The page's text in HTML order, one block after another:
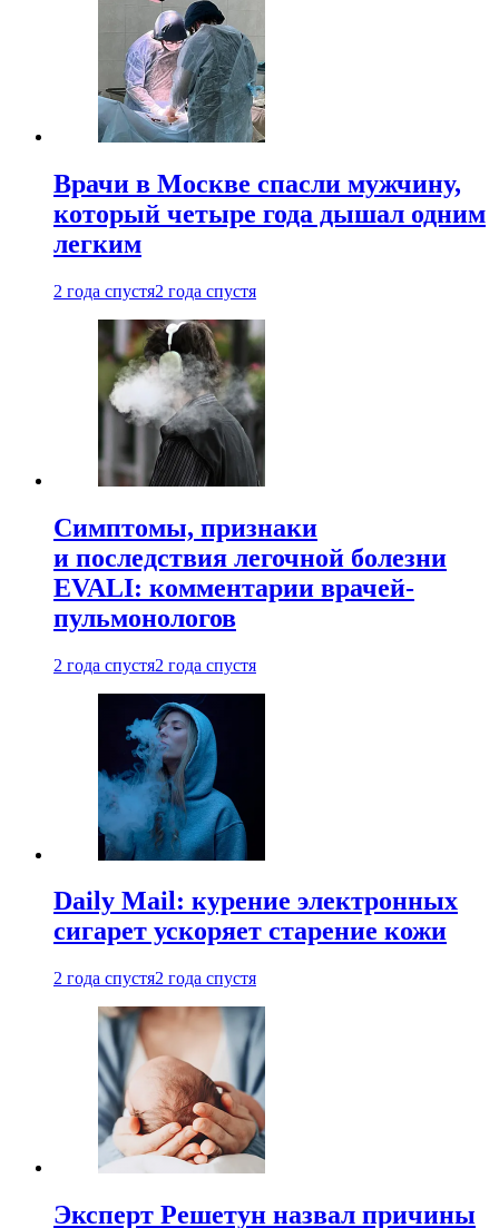
Врачи в Москве спасли мужчину,
который четыре года дышал одним
легким
2 года спустя2 года спустя
Симптомы, признаки
и последствия легочной болезни
EVALI: комментарии врачей-
пульмонологов
2 года спустя2 года спустя
Daily Mail: курение электронных
сигарет ускоряет старение кожи
2 года спустя2 года спустя
Эксперт Решетун назвал причины